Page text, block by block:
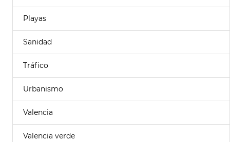
Playas
Sanidad
Tráfico
Urbanismo
Valencia
Valencia verde